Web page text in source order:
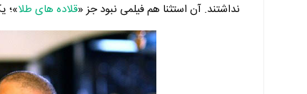
نداشتند. آن استثنا هم فیلمی نبود جز «قلاده های طلا»؛